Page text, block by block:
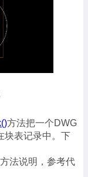
方法把一个DWG
块表记录中。下
法说明，参考代